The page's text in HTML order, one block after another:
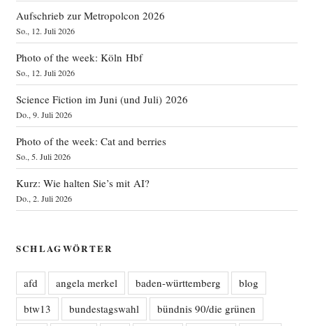
Aufschrieb zur Metropolcon 2026
So., 12. Juli 2026
Photo of the week: Köln Hbf
So., 12. Juli 2026
Science Fiction im Juni (und Juli) 2026
Do., 9. Juli 2026
Photo of the week: Cat and berries
So., 5. Juli 2026
Kurz: Wie halten Sie’s mit AI?
Do., 2. Juli 2026
SCHLAGWÖRTER
afd angela merkel baden-württemberg
blog
btw13
bundestagswahl
bündnis 90/die grünen